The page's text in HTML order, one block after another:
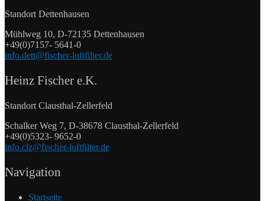
Standort Dettenhausen
Mühlweg 10, D-72135 Dettenhausen
+49(0)7157- 5641-0
info.dett@fischer-luftfilter.de
Heinz Fischer e.K.
Standort Clausthal-Zellerfeld
Schalker Weg 7, D-38678 Clausthal-Zellerfeld
+49(0)5323- 9652-0
info.clz@fischer-luftfilter.de
Navigation
Startseite